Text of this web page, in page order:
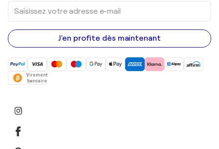
Saisissez
votre
adresse
e-
mail
J'en profite dès maintenant
Virement
bancaire